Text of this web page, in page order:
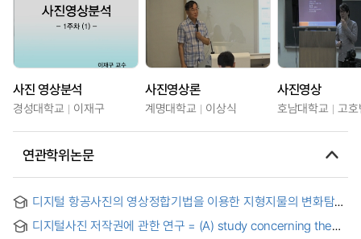
사진 영상분석
경성대학교 이재구
사진영상론
계명대학교 이상식
사진영상
호남대학교 고
연관학위논문
디지털 항공사진의 영상정합기법을 이용한 지형지물의 변화탐지
Matching Techniques of Digital Aerial Photos
디지털사진 저작권에 관한 연구 = (A) study concerning the